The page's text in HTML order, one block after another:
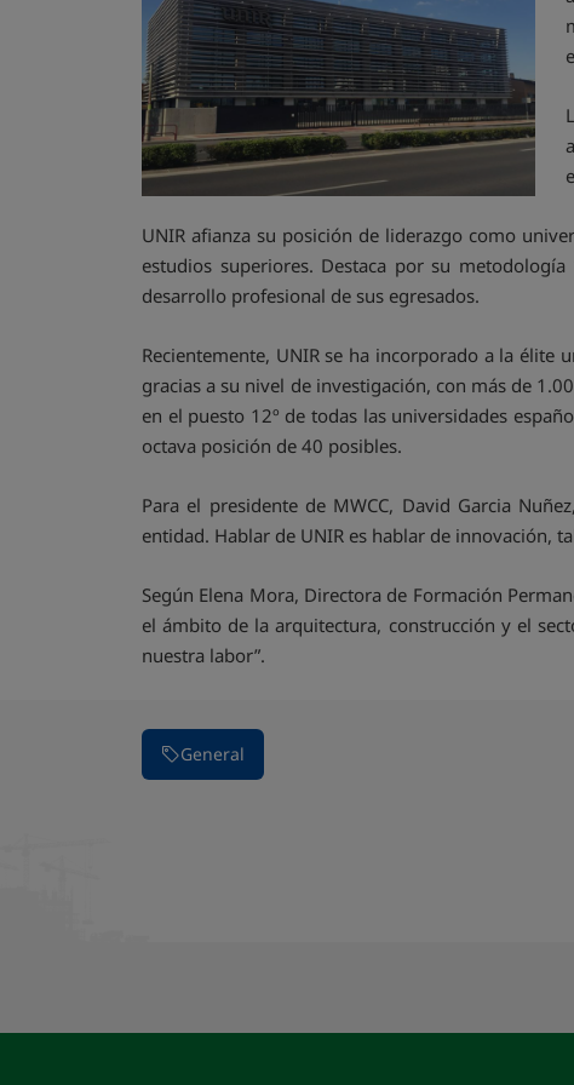
UNIR afianza su posición de liderazgo como
estudios superiores. Destaca por su
desarrollo profesional de sus egresados.
Recientemente, UNIR se ha incorporado a la élite
gracias a su nivel de investigación, con más de
en el puesto 12º de todas las universidades
octava posición de 40 posibles.
Para el presidente de MWCC, David Garcia
entidad. Hablar de UNIR es hablar de innovación,
Según Elena Mora, Directora de Formación
el ámbito de la arquitectura, construcción y el
nuestra labor”.
General